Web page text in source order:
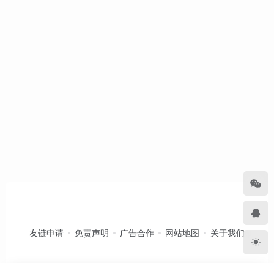
友链申请 免责声明 广告合作 网站地图 关于我们